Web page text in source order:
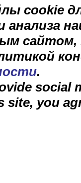
cookie
анализа
.
social
you